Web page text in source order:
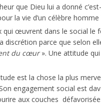
que Dieu lui a donné
la vie d’un célèbre homme
qui œuvrent dans le social
discrétion parce que selon
du cœur». Une attitude qui
est la chose la plus
engagement social est
aux couches